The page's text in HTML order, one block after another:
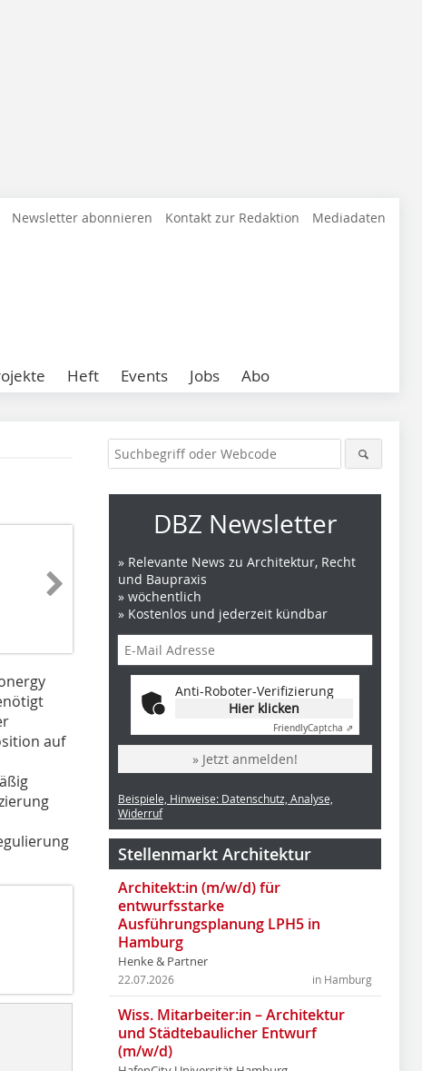
Newsletter abonnieren Kontakt zur Redaktion Mediadaten
Heft Events Jobs Abo
auf
DBZ Newsletter
» Relevante News zu Architektur, Recht
und Baupraxis
» wöchentlich
» Kostenlos und jederzeit kündbar
Anti-Roboter-Verifizierung
Hier klicken
FriendlyCaptcha ⇗
» Jetzt anmelden!
Beispiele, Hinweise: Datenschutz, Analyse,
Widerruf
Stellenmarkt Architektur
Architekt:in (m/w/d) für
entwurfsstarke
Ausführungsplanung LPH5 in
Hamburg
Henke & Partner
in Hamburg
22.07.2026
Wiss. Mitarbeiter:in – Architektur
und Städtebaulicher Entwurf
(m/w/d)